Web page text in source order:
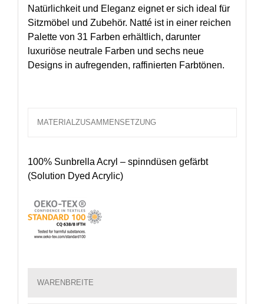
Natürlichkeit und Eleganz eignet er sich ideal für
Sitzmöbel und Zubehör. Natté ist in einer reichen
Palette von 31 Farben erhältlich, darunter
luxuriöse neutrale Farben und sechs neue
Designs in aufregenden, raffinierten Farbtönen.
MATERIALZUSAMMENSETZUNG
100% Sunbrella Acryl – spinndüsen gefärbt
(Solution Dyed Acrylic)
WARENBREITE